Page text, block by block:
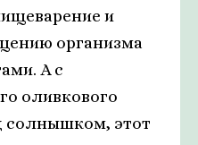
и
организма
А с
оливкового
солнышком, этот